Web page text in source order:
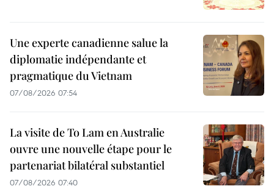
Une experte canadienne salue la
diplomatie indépendante et
pragmatique du Vietnam
07/08/2026 07:54
La visite de To Lam en Australie
ouvre une nouvelle étape pour le
partenariat bilatéral substantiel
07/08/2026 07:40